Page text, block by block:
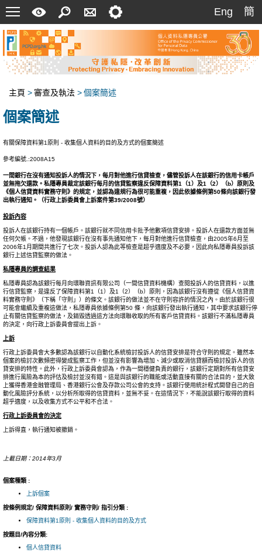
菜
單
速
指
南
索
絡
我
定
Eng
簡
簡
主頁 >審查及執法 >個案簡述
個案簡述
有關保障資料第1原則 - 收集個人資料的目的及方式的個案簡述
參考編號.:2008A15
一間銀行在沒有通知投訴人的情況下，每月對他進行信貸檢查，儘管投訴人在該銀行的信用卡帳戶
並無拖欠還款。私隱專員裁定該銀行每月的信貸監察違反保障資料第1（1）及1（2）（b）原則及
《個人信貸資料實務守則》的規定，並認為違規行為很可能重複，因此依據條例第50條向該銀行發
出執行通知。（行政上訴委員會上訴案件第39/2008號）
投訴內容
投訴人在該銀行持有一個帳戶。該銀行就不同信用卡批予他數項信貸安排。投訴人在還款方面並無
任何欠帳。不過，他發現該銀行在沒有事先通知他下，每月對他進行信貸檢查，由2005年6月至
2006年1月期間共進行了七次。投訴人認為此等檢查是超乎適度及不必要，因此向私隱專員投訴該
銀行上述信貸監察的做法。
私隱專員的調查結果
私隱專員認為該銀行每月向環聯資訊有限公司（一間信貸資料機構）查閱投訴人的信貸資料，以進
行信貸監察，是違反了保障資料第1（1）及1（2）（b）原則，因為該銀行沒有遵從《個人信貸資
料實務守則》（下稱「守則」）的條文。該銀行的做法並不在守則容許的情況之內。由於該銀行很
可能會繼續及重複這做法，私隱專員依據條例第50 條，向該銀行發出執行通知，其中要求該銀行停
止有關信貸監察的做法，及銷毀透過這方法向環聯收取的所有客戶信貸資料。該銀行不滿私隱專員
的決定，向行政上訴委員會提出上訴。
上訴
行政上訴委員會大多數認為該銀行以自動化系統檢討投訴人的信貸安排是符合守則的規定。雖然本
個案的檢討次數頻密得變成監察工作，但並沒有影響為增加、減少或取消信貸額而檢討投訴人的信
貸安排的特性。此外，行政上訴委員會認為，作為一間穩健負責的銀行，該銀行定期對所有信貸安
排進行風險為本的評估及檢討並沒有錯。這是與該銀行的職能或活動直接有關的合法目的，並大致
上獲得香港金融管理局、香港銀行公會及存款公司公會的支持。該銀行使用統計程式開發自己的自
動化風險評分系統，以分析所取得的信貸資料，並無不妥。在這情況下，不能說該銀行取得的資料
超乎適度，以及收集方式不公平和不合法。
行政上訴委員會的決定
上訴得直，執行通知被撤銷。
上載日期：2014年3月
個案種類 :
上訴個案
按條例規定/ 保障資料原則/ 實務守則/ 指引分類 :
保障資料第1原則 - 收集個人資料的目的及方式
按題目/內容分類:
個人信貸資料